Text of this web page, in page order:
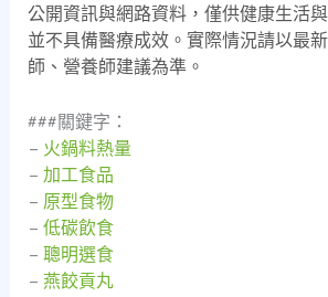
公開資訊與網路資料，僅供健康生活
並不具備醫療成效。實際情況請以最
師、營養師建議為準。
###關鍵字：
– 火鍋料熱量
– 加工食品
– 原型食物
– 低碳飲食
– 聰明選食
– 燕餃貢丸